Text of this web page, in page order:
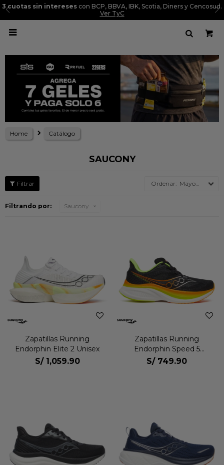
3 cuotas sin intereses con BCP, BBVA, IBK, Scotia, Diners y Cencosud.
Ver TyC

Home Catálogo
SAUCONY
Mayor precio
Filtrando por: Saucony
Zapatillas Running
Endorphin Elite 2 Unisex
S/ 1,059.90
Zapatillas Running
Endorphin Speed 5
Hombre
S/ 749.90